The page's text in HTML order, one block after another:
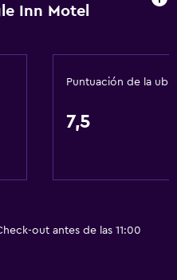
en silla de ruedas
Inn Motel
Puntuación de la
7,5
out antes de las 11:00